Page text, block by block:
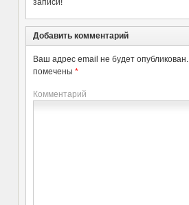
записи!
Добавить комментарий
Ваш адрес email не будет опубликован.
помечены *
Комментарий